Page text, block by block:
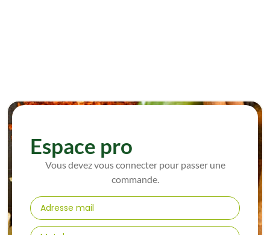
Espace pro
Vous devez vous connecter pour passer une
commande.